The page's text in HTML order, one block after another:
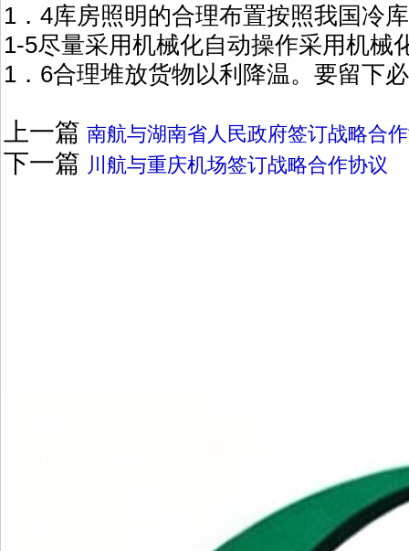
1．4库房照明的合理布置按照我国冷
1-5尽量采用机械化自动操作采用机
1．6合理堆放货物以利降温。要留下
上一篇 南航与湖南省人民政府签订战略合
下一篇 川航与重庆机场签订战略合作协议